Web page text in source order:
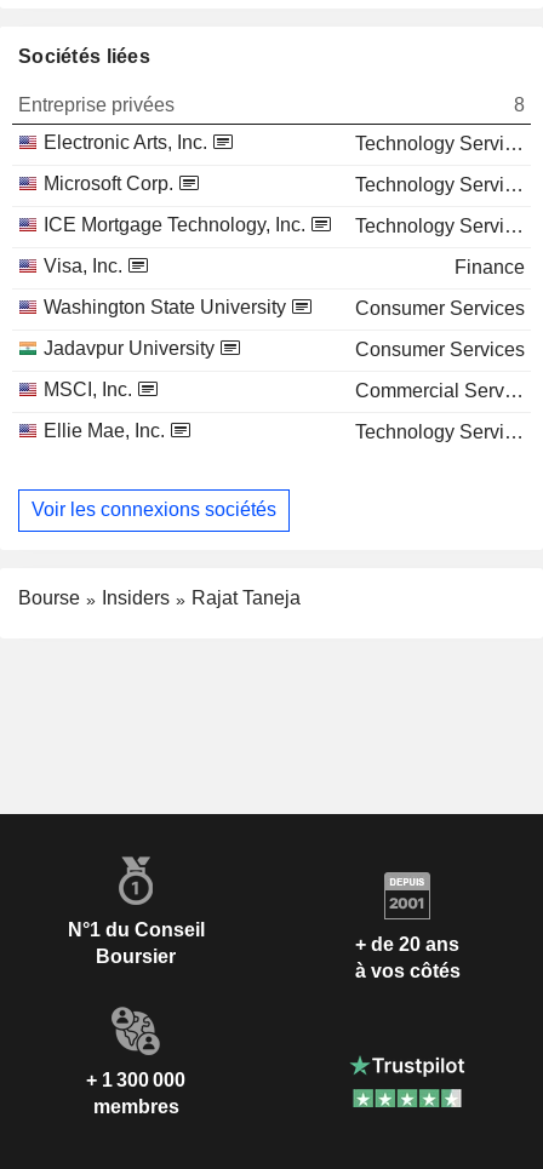
Sociétés liées
Entreprise privées
8
Electronic Arts, Inc.
Technology Services
Microsoft Corp.
Technology Services
ICE Mortgage Technology, Inc.
Technology Services
Visa, Inc.
Finance
Washington State University
Consumer Services
Jadavpur University
Consumer Services
MSCI, Inc.
Commercial Services
Ellie Mae, Inc.
Technology Services
Voir les connexions sociétés
Bourse Insiders Rajat Taneja
N°1 du Conseil
Boursier
+ de 20 ans
à vos côtés
+ 1 300 000
membres